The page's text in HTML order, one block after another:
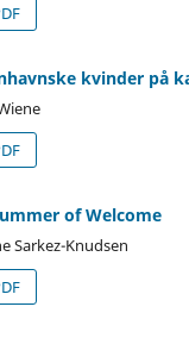
kvinder på
of Welcome
Sarkez-Knudsen